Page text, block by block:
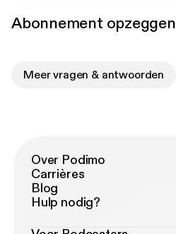
Abonnement opzeggen
Meer vragen & antwoorden
Over Podimo
Carrières
Blog
Hulp nodig?